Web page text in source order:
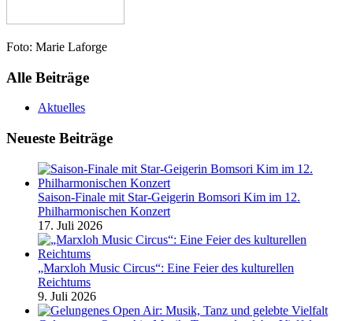
Foto: Marie Laforge
Alle Beiträge
Aktuelles
Neueste Beiträge
Saison-Finale mit Star-Geigerin Bomsori Kim im 12.
Philharmonischen Konzert
17. Juli 2026
„Marxloh Music Circus“: Eine Feier des kulturellen
Reichtums
9. Juli 2026